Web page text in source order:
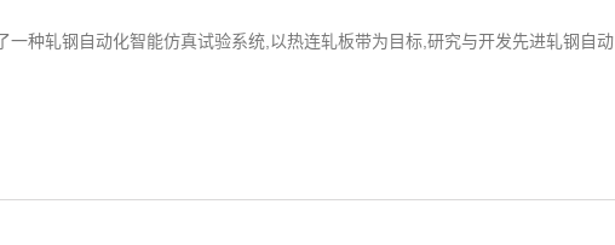
种轧钢自动化智能仿真试验系统,以热连轧板带为目标,研究与开发先进轧钢自动